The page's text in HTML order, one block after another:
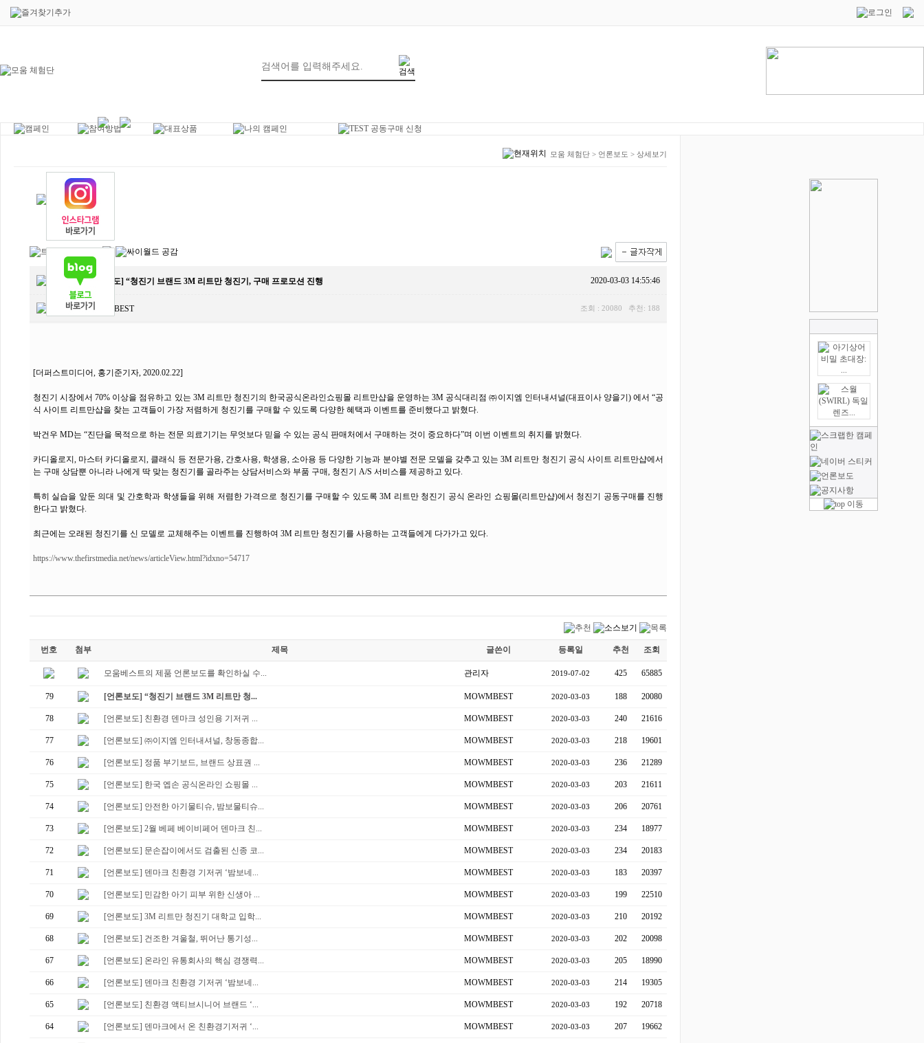
모움 체험단 > 언론보도 > 상세보기
제목 [언론보도] “청진기 브랜드 3M 리트만 청진기, 구매 프로모션 진행 2020-03-03 14:55:46
작성인 MOWMBEST 조회 : 20080 추천: 188
[더퍼스트미디어, 홍기준기자, 2020.02.22]
청진기 시장에서 70% 이상을 점유하고 있는 3M 리트만 청진기의 한국공식온라인쇼핑몰 리트만샵을 운영하는 3M 공식대리점 ㈜이지엠 인터내셔널(대표이사 양을기) 에서 “공
식 사이트 리트만샵을 찾는 고객들이 가장 저렴하게 청진기를 구매할 수 있도록 다양한 혜택과 이벤트를 준비했다고 밝혔다.
박건우 MD는 “진단을 목적으로 하는 전문 의료기기는 무엇보다 믿을 수 있는 공식 판매처에서 구매하는 것이 중요하다”며 이번 이벤트의 취지를 밝혔다.
카디올로지, 마스터 카디올로지, 클래식 등 전문가용, 간호사용, 학생용, 소아용 등 다양한 기능과 분야별 전문 모델을 갖추고 있는 3M 리트만 청진기 공식 사이트 리트만샵에서
는 구매 상담뿐 아니라 나에게 딱 맞는 청진기를 골라주는 상담서비스와 부품 구매, 청진기 A/S 서비스를 제공하고 있다.
특히 실습을 앞둔 의대 및 간호학과 학생들을 위해 저렴한 가격으로 청진기를 구매할 수 있도록 3M 리트만 청진기 공식 온라인 쇼핑몰(리트만샵)에서 청진기 공동구매를 진행
한다고 밝혔다.
최근에는 오래된 청진기를 신 모델로 교체해주는 이벤트를 진행하여 3M 리트만 청진기를 사용하는 고객들에게 다가가고 있다.
https://www.thefirstmedia.net/news/articleView.html?idxno=54717
번호 첨부 제목 글쓴이 등록일 추천 조회
모움베스트의 제품 언론보도를 확인하실 수... 관리자 2019-07-02 425 65885
79 [언론보도] “청진기 브랜드 3M 리트만 청... MOWMBEST 2020-03-03 188 20080
78 [언론보도] 친환경 덴마크 성인용 기저귀 ... MOWMBEST 2020-03-03 240 21616
77 [언론보도] ㈜이지엠 인터내셔널, 창동종합... MOWMBEST 2020-03-03 218 19601
76 [언론보도] 정품 부기보드, 브랜드 상표권 ... MOWMBEST 2020-03-03 236 21289
75 [언론보도] 한국 엡손 공식온라인 쇼핑몰 ... MOWMBEST 2020-03-03 203 21611
74 [언론보도] 안전한 아기물티슈, 밤보물티슈... MOWMBEST 2020-03-03 206 20761
73 [언론보도] 2월 베페 베이비페어 덴마크 친... MOWMBEST 2020-03-03 234 18977
72 [언론보도] 문손잡이에서도 검출된 신종 코... MOWMBEST 2020-03-03 234 20183
71 [언론보도] 덴마크 친환경 기저귀 ‘밤보네... MOWMBEST 2020-03-03 183 20397
70 [언론보도] 민감한 아기 피부 위한 신생아 ... MOWMBEST 2020-03-03 199 22510
69 [언론보도] 3M 리트만 청진기 대학교 입학... MOWMBEST 2020-03-03 210 20192
68 [언론보도] 건조한 겨울철, 뛰어난 통기성... MOWMBEST 2020-03-03 202 20098
67 [언론보도] 온라인 유통회사의 핵심 경쟁력... MOWMBEST 2020-03-03 205 18990
66 [언론보도] 덴마크 친환경 기저귀 ‘밤보네... MOWMBEST 2020-03-03 214 19305
65 [언론보도] 친환경 액티브시니어 브랜드 ‘... MOWMBEST 2020-03-03 192 20718
64 [언론보도] 덴마크에서 온 친환경기저귀 ‘... MOWMBEST 2020-03-03 207 19662